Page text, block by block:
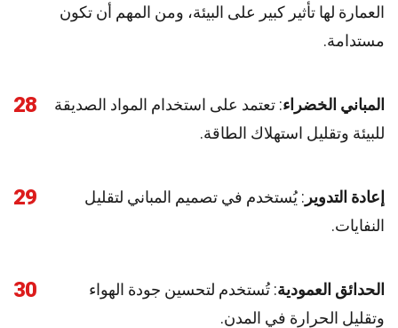
العمارة لها تأثير كبير على البيئة، ومن المهم أن تكون
مستدامة.
28 المباني الخضراء: تعتمد على استخدام المواد الصديقة
للبيئة وتقليل استهلاك الطاقة.
29 إعادة التدوير : يُستخدم في تصميم المباني لتقليل
النفايات.
30 الحدائق العمودية: تُستخدم لتحسين جودة الهواء
وتقليل الحرارة في المدن.